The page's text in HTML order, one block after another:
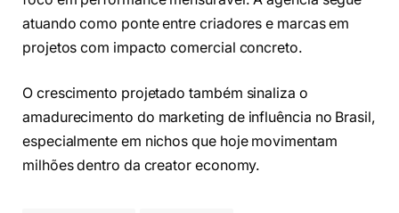
atuando como ponte entre criadores e marcas em
projetos com impacto comercial concreto.
O crescimento projetado também sinaliza o
amadurecimento do marketing de influência no Brasil,
especialmente em nichos que hoje movimentam
milhões dentro da creator economy.